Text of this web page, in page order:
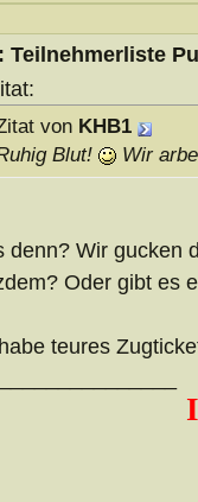
Teilnehmerliste
von KHB1
Blut!
Wir
denn? Wir gucken
Oder gibt es
teures